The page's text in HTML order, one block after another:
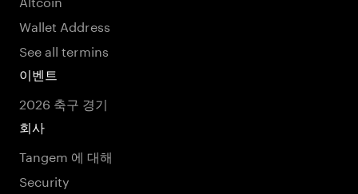
Wallet Address
See all termins
이벤트
2026 축구 경기
회사
Tangem 에 대해
Security